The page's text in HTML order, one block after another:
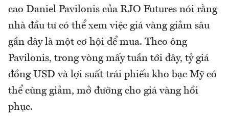
cao Daniel Pavilonis của RJO Futures nói rằng
nhà đầu tư có thể xem việc giá vàng giảm sâu
gần đây là một cơ hội để mua. Theo ông
Pavilonis, trong vòng mấy tuần tới đây, tỷ giá
đồng USD và lợi suất trái phiếu kho bạc Mỹ có
thể cùng giảm, mở đường cho giá vàng hồi
phục.